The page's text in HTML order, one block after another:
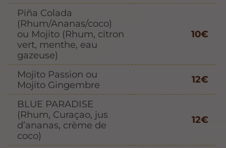
Piña Colada
(Rhum/Ananas/coco)
ou Mojito (Rhum, citron
vert, menthe, eau
gazeuse)
10€
Mojito Passion ou
Mojito Gingembre
12€
BLUE PARADISE
(Rhum, Curaçao, jus
d’ananas, crème de
coco)
12€